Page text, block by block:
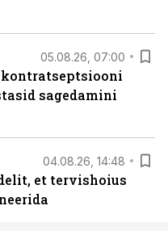
05.08.26, 07:00
sagedamini
04.08.26, 14:48
et tervishoius